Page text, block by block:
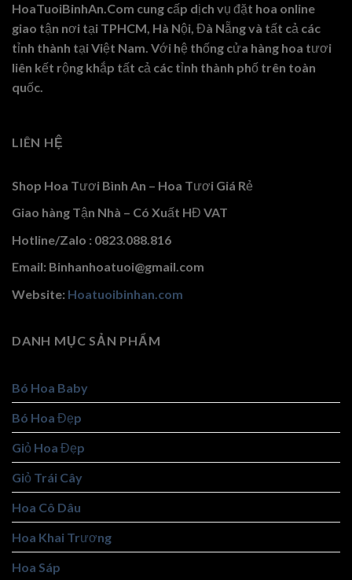
HoaTuoiBinhAn.Com cung cấp dịch vụ đặt hoa online
giao tận nơi tại TPHCM, Hà Nội, Đà Nẵng và tất cả các
tỉnh thành tại Việt Nam. Với hệ thống cửa hàng hoa tươi
liên kết rộng khắp tất cả các tỉnh thành phố trên toàn
quốc.
LIÊN HỆ
Shop Hoa Tươi Bình An – Hoa Tươi Giá Rẻ
Giao hàng Tận Nhà – Có Xuất HĐ VAT
Hotline/Zalo : 0823.088.816
Email: Binhanhoatuoi@gmail.com
Website: Hoatuoibinhan.com
DANH MỤC SẢN PHẨM
Bó Hoa Baby
Bó Hoa Đẹp
Giỏ Hoa Đẹp
Giỏ Trái Cây
Hoa Cô Dâu
Hoa Khai Trương
Hoa Sáp